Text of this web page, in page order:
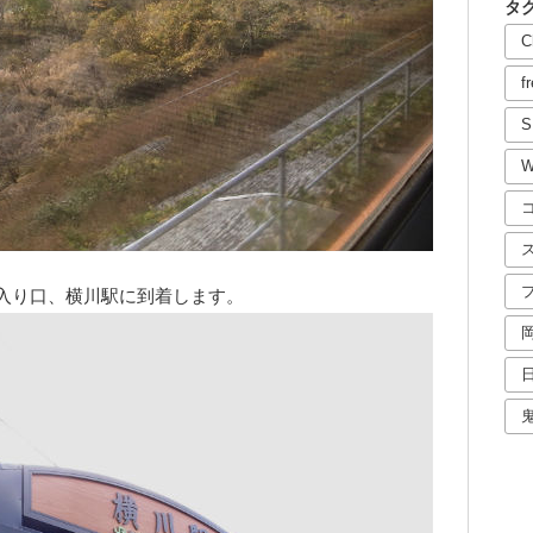
口、横川駅に到着します。
タ